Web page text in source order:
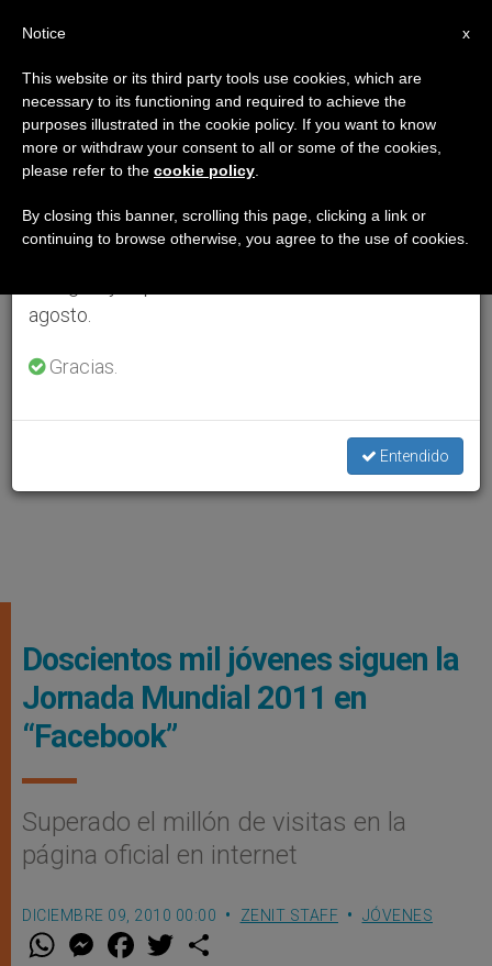
Doscientos mil jóvenes siguen la
Jornada Mundial 2011 en
“Facebook”
Superado el millón de visitas en la
página oficial en internet
DICIEMBRE 09, 2010 00:00 ZENIT STAFF JÓVENES
W M
e
F
a w
×
Aviso importante
Del 27 de julio al 7 de agosto haremos la pausa
anual, aprovechando que en el periodo de verano
se generan menos informaciones y también el
agosto.
Gracias.
Entendido
x
Notice
This website or its third party tools use cookies, which are
necessary to its functioning and required to achieve the
purposes illustrated in the cookie policy. If you want to know
more or withdraw your consent to all or some of the cookies,
please refer to the cookie policy
By closing this banner, scrolling this page, clicking a link or
continuing to browse otherwise, you agree to the use of cookies.